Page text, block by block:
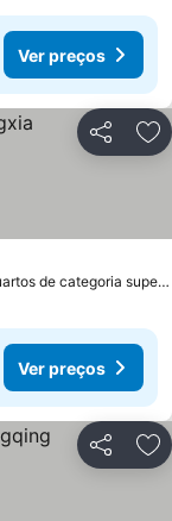
Ver preços
Partilhar
Vistas panorâmicas da cidade em quartos de categoria superior
Ver preços
Partilhar